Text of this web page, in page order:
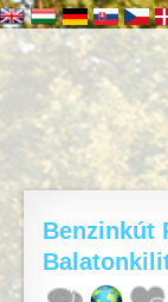
Benzinkút